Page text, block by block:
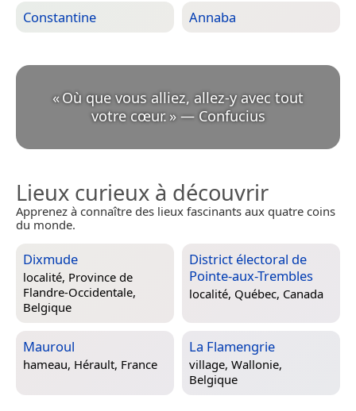
Constantine Annaba
«Où que vous alliez, allez-y avec tout
votre cœur. » — Confucius
Lieux curieux à découvrir
Apprenez à connaître des lieux fascinants aux quatre coins
du monde.
Dixmude
localité, Province de
Flandre-Occidentale,
Belgique
District électoral de
Pointe-aux-Trembles
localité, Québec, Canada
Mauroul
hameau, Hérault, France
La Flamengrie
village, Wallonie,
Belgique